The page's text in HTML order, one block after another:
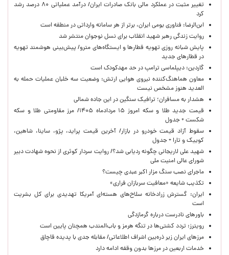
تغییر مثبت در عملکرد مالی بانک صادرات ایران/ درآمد عملیاتی ۸۰ درصد رشد
کرد
ابن‌الرضا: فناوری بومی ایران، برتر از هر سامانه وارداتی در منطقه است
روایت زندگی رهبر شهید انقلاب برای نسل نوجوان منتشر شد
پایش شبانه روزی تهویه قطارها و ایستگاه‌های مترو/ پیش‌بینی هوشمند تهویه
در قطارهای جدید
گاردین: دیپلماسی ترامپ در حد مهدکودک است
معاون هماهنگ‌کننده نیروی هوایی ارتش: وضعیت سه خلبان عملیات حمله به
العدید هنوز مشخص نیست
هشدار به مسافران؛ ترافیک سنگین در این جاده شمالی
قیمت جدید طلا و سکه امروز ۱۵ مردادماه ۱۴۰۵/ مرز مقاومتی طلا و سکه
شکست + جدول
سقوط آزاد قیمت خودرو در بازار/ آخرین قیمت پراید، پژو، ساینا، شاهین،
کوییک و تارا + جدول
شهید علی لاریجانی چگونه ردیابی شد؟/ روایت سردار کوثری از نحوه شهادت دبیر
شورای عالی امنیت ملی
ماجرای نصب سنگ مزار اکبر عبدی چیست؟
تکذیب شایعه «معافیت سربازان فراری»
ایران: گسترش زرادخانه سلاح‌های هسته‌ای آمریکا تهدیدی برای کل بشریت
است
باورهای نادرست درباره گرمازدگی
رویترز: تردد کشتی‌ها در تنگه هرمز و باب‌المندب همچنان پایین است
مرزهای ایران زیر ذره‌بین اشراف اطلاعاتی/ مقابله جدی با پدیده قاچاق
خدمات اربعین در مرزها بدون وقفه ادامه دارد